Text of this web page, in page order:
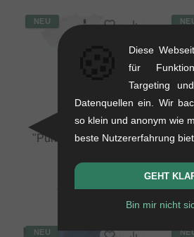
NEU
Pride Racing
"Pumptrack" T-Shirt -
0.2 kg
NEU
Diese
für
Targeting
Datenquellen ein. Wir
so klein und anonym wie
beste Nutzererfahrung
GEHT
Bin mir nicht